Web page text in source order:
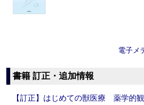
電子メ
書籍 訂正・追加情報
【訂正】はじめての獣医療 薬学的